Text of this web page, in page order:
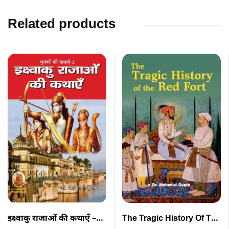
Related products
इक्ष्वाकु राजाओं की कथाएँ –
The Tragic History Of The